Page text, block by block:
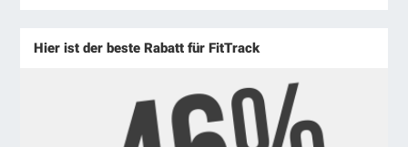
Hier ist der beste Rabatt für FitTrack